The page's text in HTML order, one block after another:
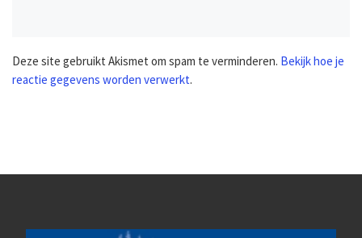
Deze site gebruikt Akismet om spam te verminderen. Bekijk hoe je
reactie gegevens worden verwerkt.